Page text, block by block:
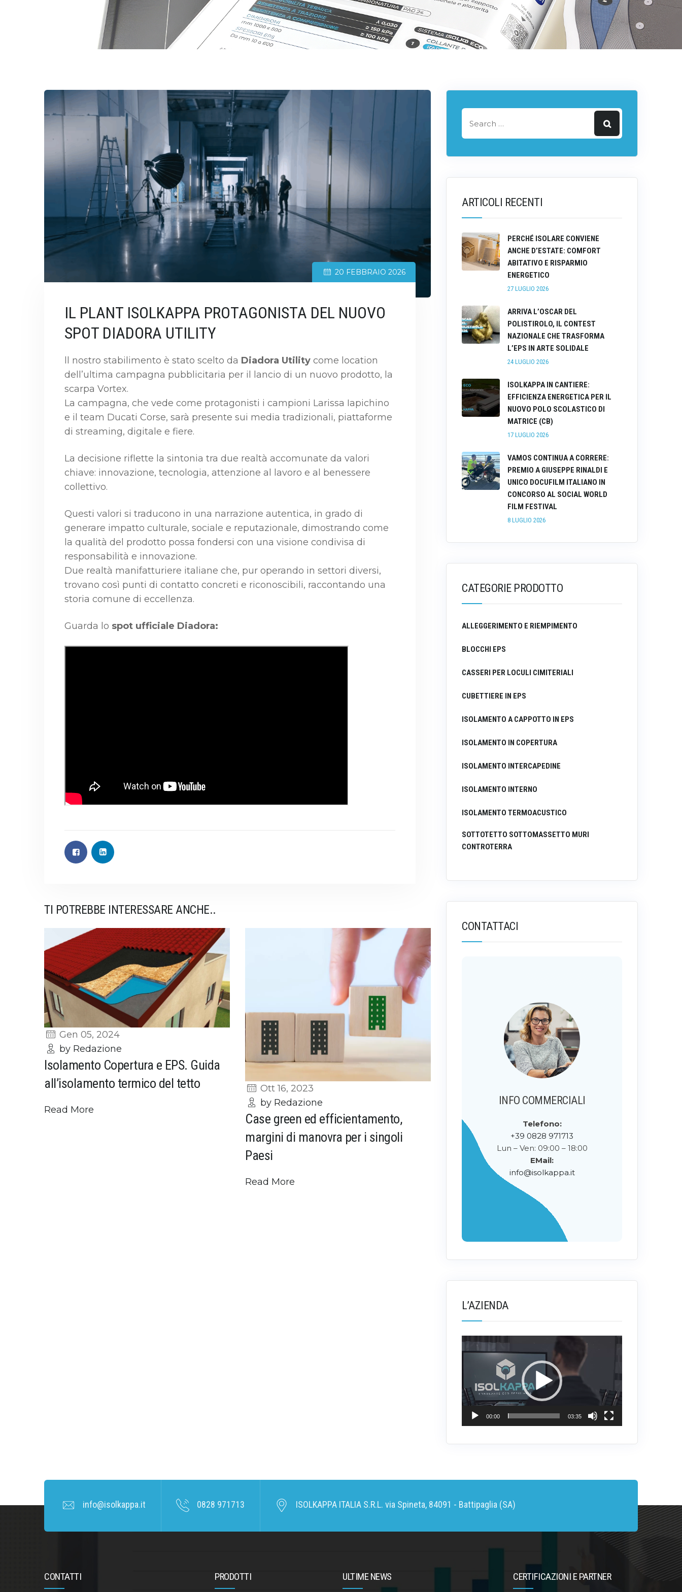
20 FEBBRAIO 2026
IL PLANT ISOLKAPPA PROTAGONISTA DEL NUOVO
SPOT DIADORA UTILITY
ll nostro stabilimento è stato scelto da Diadora Utility come location
dell’ultima campagna pubblicitaria per il lancio di un nuovo prodotto, la
scarpa Vortex.
La campagna, che vede come protagonisti i campioni Larissa Iapichino
e il team Ducati Corse, sarà presente sui media tradizionali, piattaforme
di streaming, digitale e fiere.
La decisione riflette la sintonia tra due realtà accomunate da valori
chiave: innovazione, tecnologia, attenzione al lavoro e al benessere
collettivo.
Questi valori si traducono in una narrazione autentica, in grado di
generare impatto culturale, sociale e reputazionale, dimostrando come
la qualità del prodotto possa fondersi con una visione condivisa di
responsabilità e innovazione.
Due realtà manifatturiere italiane che, pur operando in settori diversi,
trovano così punti di contatto concreti e riconoscibili, raccontando una
storia comune di eccellenza.
Guarda lo spot ufficiale Diadora:
TI POTREBBE INTERESSARE ANCHE..
Gen 05, 2024
by Redazione
Isolamento Copertura e EPS. Guida
all’isolamento termico del tetto
Read More
Ott 16, 2023
by Redazione
Case green ed efficientamento,
margini di manovra per i singoli
Paesi
Read More
ARTICOLI RECENTI
PERCHÉ ISOLARE CONVIENE
ANCHE D’ESTATE: COMFORT
ABITATIVO E RISPARMIO
ENERGETICO
27 LUGLIO 2026
ARRIVA L’OSCAR DEL
POLISTIROLO, IL CONTEST
NAZIONALE CHE TRASFORMA
L’EPS IN ARTE SOLIDALE
24 LUGLIO 2026
ISOLKAPPA IN CANTIERE:
EFFICIENZA ENERGETICA PER IL
NUOVO POLO SCOLASTICO DI
MATRICE (CB)
17 LUGLIO 2026
VAMOS CONTINUA A CORRERE:
PREMIO A GIUSEPPE RINALDI E
UNICO DOCUFILM ITALIANO IN
CONCORSO AL SOCIAL WORLD
FILM FESTIVAL
8 LUGLIO 2026
CATEGORIE PRODOTTO
ALLEGGERIMENTO E RIEMPIMENTO
BLOCCHI EPS
CASSERI PER LOCULI CIMITERIALI
CUBETTIERE IN EPS
ISOLAMENTO A CAPPOTTO IN EPS
ISOLAMENTO IN COPERTURA
ISOLAMENTO INTERCAPEDINE
ISOLAMENTO INTERNO
ISOLAMENTO TERMOACUSTICO
SOTTOTETTO SOTTOMASSETTO MURI
CONTROTERRA
CONTATTACI
INFO COMMERCIALI
Telefono:
+39 0828 971713
Lun – Ven: 09:00 – 18:00
EMail:
info@isolkappa.it
L’AZIENDA
Video
Player
00:00 03:35
info@isolkappa.it 0828 971713 ISOLKAPPA ITALIA S.R.L. via Spineta, 84091 - Battipaglia (SA)
CONTATTI PRODOTTI ULTIME NEWS CERTIFICAZIONI E PARTNER